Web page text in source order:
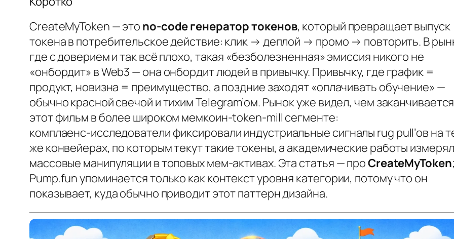
CreateMyToken — это no-code генератор токенов, который превращает выпуск
токена в потребительское действие: клик → деплой → промо → повторить. В
где с доверием и так всё плохо, такая «безболезненная» эмиссия никого не
«онбордит» в Web3 — она онбордит людей в привычку. Привычку, где график =
продукт, новизна = преимущество, а поздние заходят «оплачивать обучение» —
обычно красной свечой и тихим Telegram’ом. Рынок уже видел, чем заканчивается
этот фильм в более широком мемкоин‑token‑mill сегменте:
комплаенс‑исследователи фиксировали индустриальные сигналы rug pull’ов на
же конвейерах, по которым текут такие токены, а академические работы
массовые манипуляции в топовых мем‑активах. Эта статья — проCreateMyToken;
Pump.fun упоминается только как контекст уровня категории, потому что он
показывает, куда обычно приводит этот паттерн дизайна.